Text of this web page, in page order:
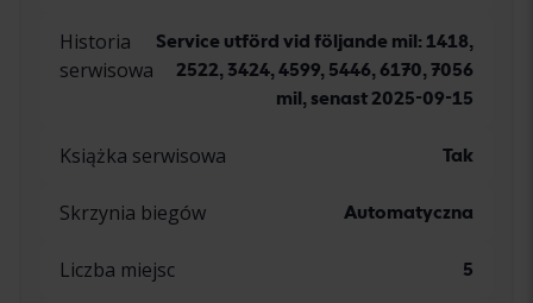
Historia
serwisowa
Service utförd vid följande mil: 1418,
2522, 3424, 4599, 5446, 6170, 7056
mil, senast 2025-09-15
Książka serwisowa Tak
Skrzynia biegów Automatyczna
Liczba miejsc 5